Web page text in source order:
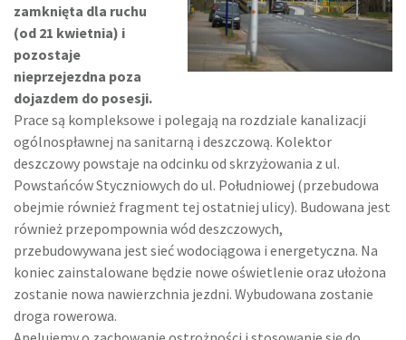
zamknięta dla ruchu
(od 21 kwietnia) i
pozostaje
nieprzejezdna poza
dojazdem do posesji.
Prace są kompleksowe i polegają na rozdziale kanalizacji
ogólnospławnej na sanitarną i deszczową. Kolektor
deszczowy powstaje na odcinku od skrzyżowania z ul.
Powstańców Styczniowych do ul. Południowej (przebudowa
obejmie również fragment tej ostatniej ulicy). Budowana jest
również przepompownia wód deszczowych,
przebudowywana jest sieć wodociągowa i energetyczna. Na
koniec zainstalowane będzie nowe oświetlenie oraz ułożona
zostanie nowa nawierzchnia jezdni. Wybudowana zostanie
droga rowerowa.